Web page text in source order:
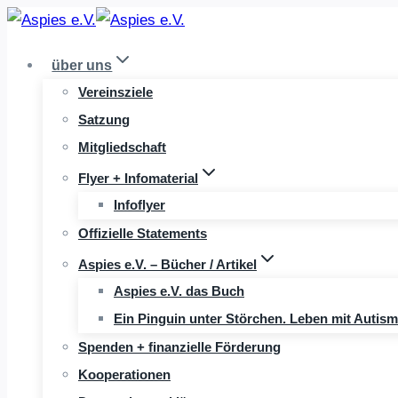
Zum
springenüber uns
Vereinsziele
Satzung
Mitgliedschaft
Flyer + Infomaterial
Infoflyer
Offizielle Statements
Aspies e.V. – Bücher / Artikel
Aspies e.V. das Buch
Ein Pinguin unter Störchen. Leben mit
Spenden + finanzielle Förderung
Kooperationen